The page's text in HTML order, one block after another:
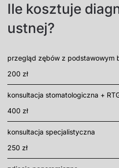
Ile kosztuje
ustnej?
przegląd zębów z podstawowym
200 zł
konsultacja stomatologiczna +
400 zł
konsultacja specjalistyczna
250 zł